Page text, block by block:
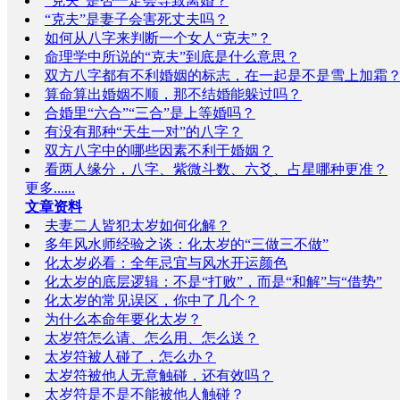
“克夫”是妻子会害死丈夫吗？
如何从八字来判断一个女人“克夫”？
命理学中所说的“克夫”到底是什么意思？
双方八字都有不利婚姻的标志，在一起是不是雪上加霜
算命算出婚姻不顺，那不结婚能躲过吗？
合婚里“六合”“三合”是上等婚吗？
有没有那种“天生一对”的八字？
双方八字中的哪些因素不利于婚姻？
看两人缘分，八字、紫微斗数、六爻、占星哪种更准？
更多......
文章资料
夫妻二人皆犯太岁如何化解？
多年风水师经验之谈：化太岁的“三做三不做”
化太岁必看：全年忌宜与风水开运颜色
化太岁的底层逻辑：不是“打败”，而是“和解”与“借势”
化太岁的常见误区，你中了几个？
为什么本命年要化太岁？
太岁符怎么请、怎么用、怎么送？
太岁符被人碰了，怎么办？
太岁符被他人无意触碰，还有效吗？
太岁符是不是不能被他人触碰？